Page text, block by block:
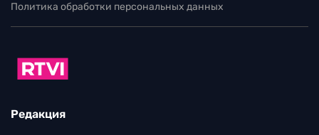
Политика обработки персональных данных
Редакция